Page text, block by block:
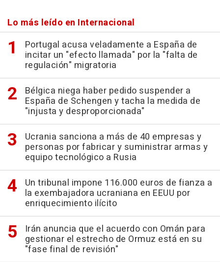
Lo más leído en Internacional
Portugal acusa veladamente a España de
incitar un "efecto llamada" por la "falta de
regulación" migratoria
Bélgica niega haber pedido suspender a
España de Schengen y tacha la medida de
"injusta y desproporcionada"
Ucrania sanciona a más de 40 empresas y
personas por fabricar y suministrar armas y
equipo tecnológico a Rusia
Un tribunal impone 116.000 euros de fianza a
la exembajadora ucraniana en EEUU por
enriquecimiento ilícito
Irán anuncia que el acuerdo con Omán para
gestionar el estrecho de Ormuz está en su
"fase final de revisión"